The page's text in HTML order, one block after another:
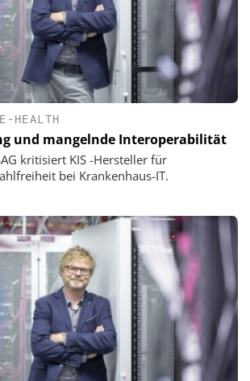
E-HEALTH
und mangelnde Interoperabilität
kritisiert KIS -Hersteller für
bei Krankenhaus-IT.